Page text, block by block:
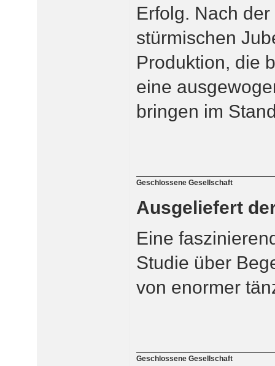
Erfolg. Nach
stürmischen
Produktion, die
eine
bringen im
Geschlossene Gesellschaft
Ausgeliefert
Eine
Studie über
von enormer
Geschlossene Gesellschaft